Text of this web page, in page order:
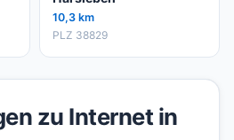
10,3 km
PLZ 38829
zu Internet in